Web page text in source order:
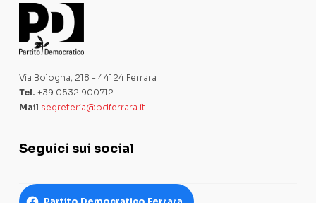
Via Bologna, 218 - 44124 Ferrara
Tel. +39 0532 900712
Mail segreteria@pdferrara.it
Seguici sui social